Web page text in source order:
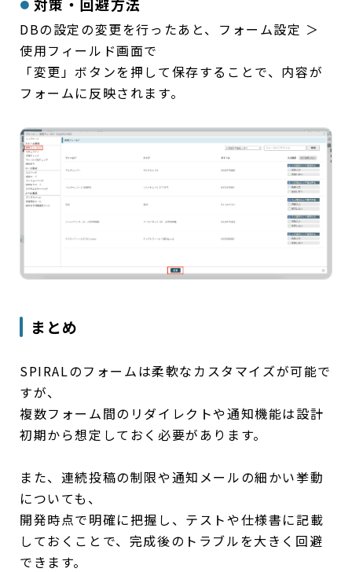
DBの設定の変更を行ったあと、フォーム設定 ＞
使用フィールド画面で
「変更」ボタンを押して保存することで、内容が
フォームに反映されます。
まとめ
SPIRALのフォームは柔軟なカスタマイズが可能で
すが、
複数フォーム間のリダイレクトや通知機能は設計
初期から想定しておく必要があります。
また、連続投稿の制限や通知メールの細かい挙動
についても、
開発時点で明確に把握し、テストや仕様書に記載
しておくことで、完成後のトラブルを大きく回避
できます。